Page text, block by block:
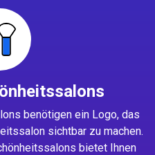
benötigen ein Logo, das
sichtbar zu machen.
bietet Ihnen